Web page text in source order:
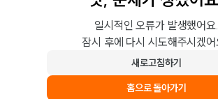
일시적인 오류가 발생했어요.
잠시 후에 다시 시도해주시겠
새로고침하기
홈으로 돌아가기